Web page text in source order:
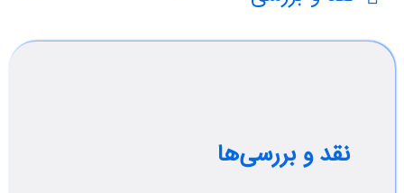
نقد و بررسی‌ها